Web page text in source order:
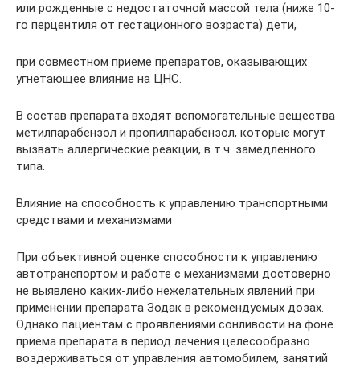
или рожденные с недостаточной массой тела (ниже 10-
го перцентиля от гестационного возраста) дети,
при совместном приеме препаратов, оказывающих
угнетающее влияние на ЦНС.
В состав препарата входят вспомогательные вещества
метилпарабензол и пропилпарабензол, которые могут
вызвать аллергические реакции, в т.ч. замедленного
типа.
Влияние на способность к управлению транспортными
средствами и механизмами
При объективной оценке способности к управлению
автотранспортом и работе с механизмами достоверно
не выявлено каких-либо нежелательных явлений при
применении препарата Зодак в рекомендуемых дозах.
Однако пациентам с проявлениями сонливости на фоне
приема препарата в период лечения целесообразно
воздерживаться от управления автомобилем, занятий